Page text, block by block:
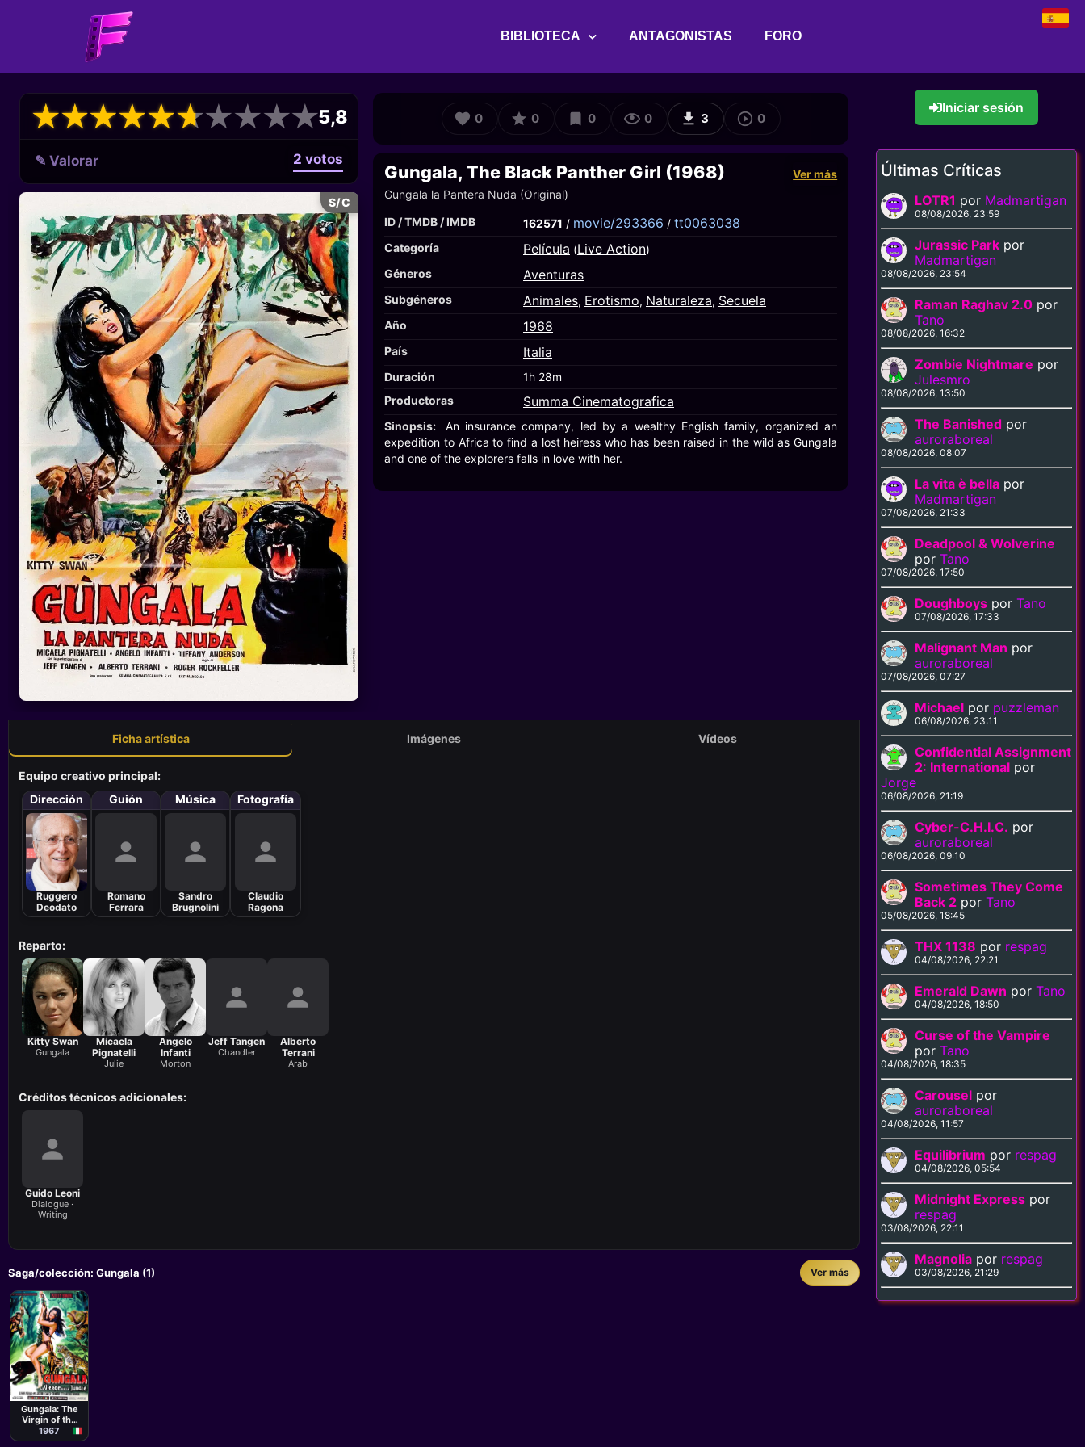
BIBLIOTECA ANTAGONISTAS FORO
★
★★
★★
★★
★★
★★
★★
★★
★★
★★
★5,8
✎ Valorar 2 votos
S/C
0 0 0 0 3 0
Gungala, The Black Panther Girl (1968)
Ver más
Gungala la Pantera Nuda (Original)
ID / TMDB / IMDB
162571 / movie/293366 / tt0063038
Categoría Película (Live Action)
Géneros
Aventuras
Subgéneros Animales, Erotismo, Naturaleza, Secuela
Año 1968
País Italia
Duración
1h 28m
Productoras
Summa Cinematografica
Sinopsis:
An insurance company, led by a wealthy English family, organized an
expedition to Africa to find a lost heiress who has been raised in the wild as Gungala
and one of the explorers falls in love with her.
Ficha artística Imágenes Vídeos
Equipo creativo principal:
Dirección
Ruggero
Deodato
Guión
Romano
Ferrara
Música
Sandro
Brugnolini
Fotografía
Claudio
Ragona
Reparto:
Kitty Swan
Gungala
Micaela
Pignatelli
Julie
Angelo
Infanti
Morton
Jeff Tangen
Chandler
Alberto
Terrani
Arab
Créditos técnicos adicionales:
Guido Leoni
Dialogue ·
Writing
Saga/colección: Gungala (1) Ver más
Película
Romano
Ferrara
Gungala: The
Virgin of the
Jungle
1967
Iniciar sesión
Últimas Críticas
LOTR1 por Madmartigan
08/08/2026, 23:59
Jurassic Park por
Madmartigan
08/08/2026, 23:54
Raman Raghav 2.0 por
Tano
08/08/2026, 16:32
Zombie Nightmare por
Julesmro
08/08/2026, 13:50
The Banished por
auroraboreal
08/08/2026, 08:07
La vita è bella por
Madmartigan
07/08/2026, 21:33
Deadpool & Wolverine
porTano
07/08/2026, 17:50
Doughboys porTano
07/08/2026, 17:33
Malignant Man por
auroraboreal
07/08/2026, 07:27
Michael por puzzleman
06/08/2026, 23:11
Confidential Assignment
2: International por
Jorge
06/08/2026, 21:19
Cyber-C.H.I.C. por
auroraboreal
06/08/2026, 09:10
Sometimes They Come
Back 2 porTano
05/08/2026, 18:45
THX 1138 por respag
04/08/2026, 22:21
Emerald Dawn porTano
04/08/2026, 18:50
Curse of the Vampire
porTano
04/08/2026, 18:35
Carousel por
auroraboreal
04/08/2026, 11:57
Equilibrium por respag
04/08/2026, 05:54
Midnight Express por
respag
03/08/2026, 22:11
Magnolia por respag
03/08/2026, 21:29